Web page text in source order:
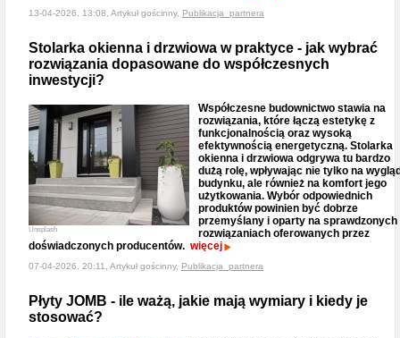
13-04-2026, 13:08, Artykuł gościnny, Publikacja_partnera
Stolarka okienna i drzwiowa w praktyce - jak wybrać
rozwiązania dopasowane do współczesnych
inwestycji?
Unsplash
Współczesne budownictwo stawia na
rozwiązania, które łączą estetykę z
funkcjonalnością oraz wysoką
efektywnością energetyczną. Stolarka
okienna i drzwiowa odgrywa tu bardzo
dużą rolę, wpływając nie tylko na
budynku, ale również na komfort jego
użytkowania. Wybór odpowiednich
produktów powinien być dobrze
przemyślany i oparty na sprawdzonych
rozwiązaniach oferowanych przez
doświadczonych producentów. więcej
07-04-2026, 20:11, Artykuł gościnny, Publikacja_partnera
Płyty JOMB - ile ważą, jakie mają wymiary i kiedy je
stosować?